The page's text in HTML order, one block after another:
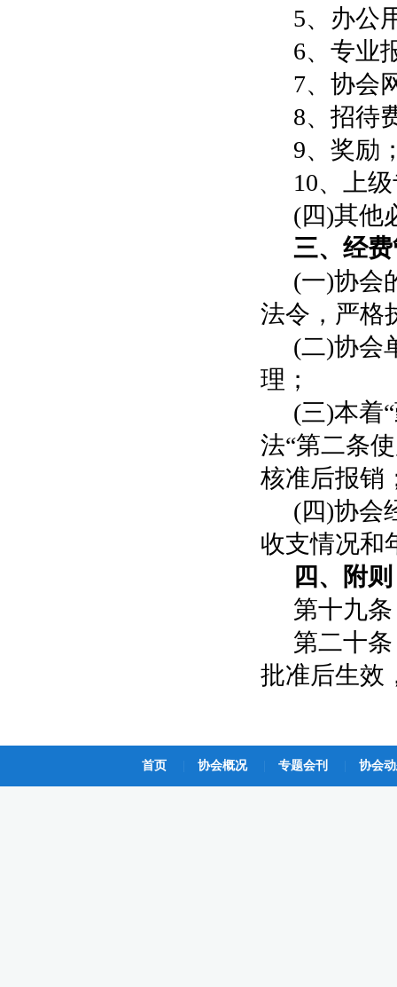
5、办公
6、专业
7、协会
8、招待
9、奖励
10、上
(四)其他
三、经
(一)协会
法令，严格
(二)协会
理；
(三)本着
法“第二条
核准后报销
(四)协会
收支情况和
四、附则
第十九条
第二十条
批准后生效
首页 |协会概况|专题会刊 |协会